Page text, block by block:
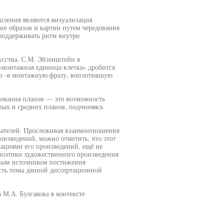
являются визуализация
образов и картин путем чередования
ритм внутри
С.М. Эйзенштейн в
единица-клетка» дробится
-в монтажную фразу, воплотившую
планов — это возможность
и средних планов, подчиняясь
Прослеживая взаимоотношения
можно отметить, что этот
его произведений, ещё не
художественного произведения
источником постижения
темы данной диссертационной
Булгакова в контексте